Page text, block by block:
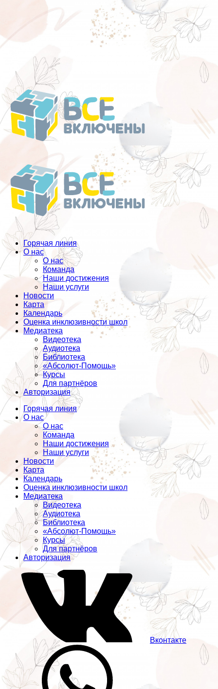
Перейти
к
содержанию
Горячая линия
О нас
О нас
Команда
Наши достижения
Наши услуги
Новости
Карта
Календарь
Оценка инклюзивности школ
Медиатека
Видеотека
Аудиотека
Библиотека
«Абсолют-Помощь»
Курсы
Для партнёров
Авторизация
Горячая линия
О нас
О нас
Команда
Наши достижения
Наши услуги
Новости
Карта
Календарь
Оценка инклюзивности школ
Медиатека
Видеотека
Аудиотека
Библиотека
«Абсолют-Помощь»
Курсы
Для партнёров
Авторизация
Вконтакте